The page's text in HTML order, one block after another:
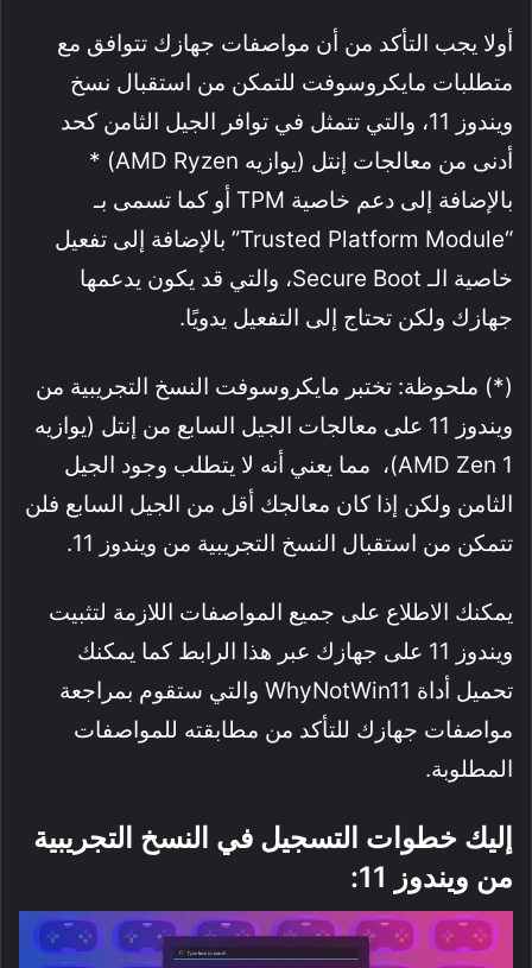
أولا يجب التأكد من أن مواصفات جهازك تتوافق مع
متطلبات مايكروسوفت للتمكن من استقبال نسخ
ويندوز 11، والتي تتمثل في توافر الجيل الثامن كحد
أدنى من معالجات إنتل (يوازيه AMD Ryzen) *
بالإضافة إلى دعم خاصية TPM أو كما تسمى بـ
“Trusted Platform Module” بالإضافة إلى تفعيل
خاصية الـ Secure Boot، والتي قد يكون يدعمها
جهازك ولكن تحتاج إلى التفعيل يدويًا.
(*) ملحوظة: تختبر مايكروسوفت النسخ التجريبية من
ويندوز 11 على معالجات الجيل السابع من إنتل (يوازيه
AMD Zen 1)، مما يعني أنه لا يتطلب وجود الجيل
الثامن ولكن إذا كان معالجك أقل من الجيل السابع فلن
تتمكن من استقبال النسخ التجريبية من ويندوز 11.
يمكنك الاطلاع على جميع المواصفات اللازمة لتثبيت
ويندوز 11 على جهازك عبر هذا الرابط كما يمكنك
تحميل أداة WhyNotWin11 والتي ستقوم بمراجعة
مواصفات جهازك للتأكد من مطابقته للمواصفات
المطلوبة.
إليك خطوات التسجيل في النسخ التجريبية
من ويندوز 11: